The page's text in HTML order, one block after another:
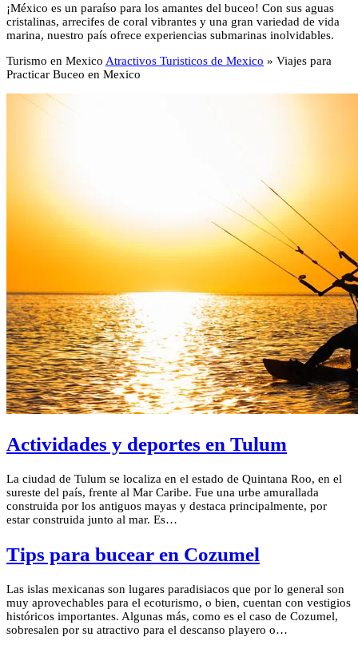
¡México es un paraíso para los amantes del buceo! Con sus aguas
cristalinas, arrecifes de coral vibrantes y una gran variedad de vida
marina, nuestro país ofrece experiencias submarinas inolvidables.
Turismo en Mexico Atractivos Turisticos de Mexico » Viajes para
Practicar Buceo en Mexico
Actividades y deportes en Tulum
La ciudad de Tulum se localiza en el estado de Quintana Roo, en el
sureste del país, frente al Mar Caribe. Fue una urbe amurallada
construida por los antiguos mayas y destaca principalmente, por
estar construida junto al mar. Es…
Tips para bucear en Cozumel
Las islas mexicanas son lugares paradisiacos que por lo general son
muy aprovechables para el ecoturismo, o bien, cuentan con vestigios
históricos importantes. Algunas más, como es el caso de Cozumel,
sobresalen por su atractivo para el descanso playero o…